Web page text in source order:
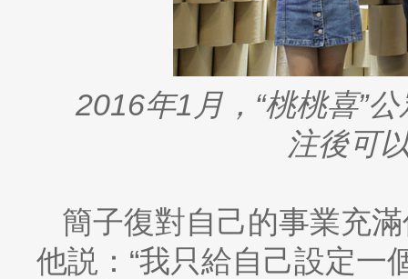
2016年1月，“桃桃喜”
注後可
簡子復對自己的事業充
他説：“我只給自己設定一